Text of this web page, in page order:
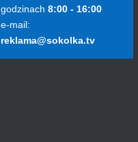
godzinach 8:00 - 16:00
e-mail:
reklama@sokolka.tv